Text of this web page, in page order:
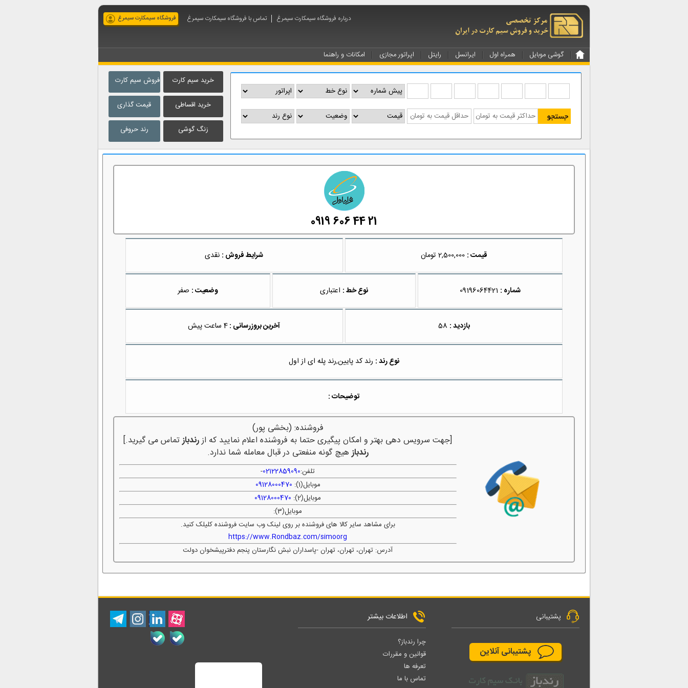
فروشگاه سیمکارت سیمرغ درباره فروشگاه سیمکارت سیمرغ تماس با فروشگاه سیمکارت سیمرغ
گوشی موبایل همراه اول ایرانسل رایتل اپراتور مجازی امکانات و راهنما
فروش سیم کارت
قیمت گذاری
رند حروفی
خرید سیم کارت
خرید اقساطی
زنگ گوشی
0919 606 44 21
قیمت : 2,500,000 تومان شرایط فروش : نقدی
شماره : 09196064421 نوع خط : اعتباری وضعیت : صفر
بازدید : آخرین بروزرسانی :4 ساعت پیش
نوع رند : رند کد پایین,رند پله ای از اول
توضیحات :
فروشنده: (بخشی پور)
[جهت سرویس دهی بهتر و امکان پیگیری حتما به فروشنده اعلام نمایید که ازرندبازتماس می گیرید.]
رندبازهیچ گونه منفعتی در قبال معامله شما ندارد.
تلفن:02122859090
-
موبایل(1):
09128000470
موبایل(2):
09128000470
موبایل(3):
برای مشاهد سایر کالا های فروشنده بر روی لینک وب سایت فروشنده کلیلک کنید.
https://www.Rondbaz.com/simoorg
آدرس: تهران، تهران، تهران -پاسداران نبش نگارستان پنجم دفترپیشخوان دولت
پشتیبانی
پشتیبانی آنلاین
اطلاعات بیشتر
چرا رندباز؟
قوانین و مقررات
تعرفه ها
تماس با ما